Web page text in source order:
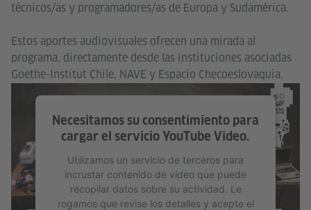
técnicos/as y programadores/as de Europa y Sudamérica.
Estos aportes audiovisuales ofrecen una mirada al
programa, directamente desde las instituciones asociadas
Goethe-Institut Chile, NAVE y Espacio Checoeslovaquia.
Necesitamos su consentimiento para
cargar el servicio YouTube Video.
Utilizamos un servicio de terceros para
incrustar contenido de vídeo que puede
recopilar datos sobre su actividad. Le
rogamos que revise los detalles y acepte el